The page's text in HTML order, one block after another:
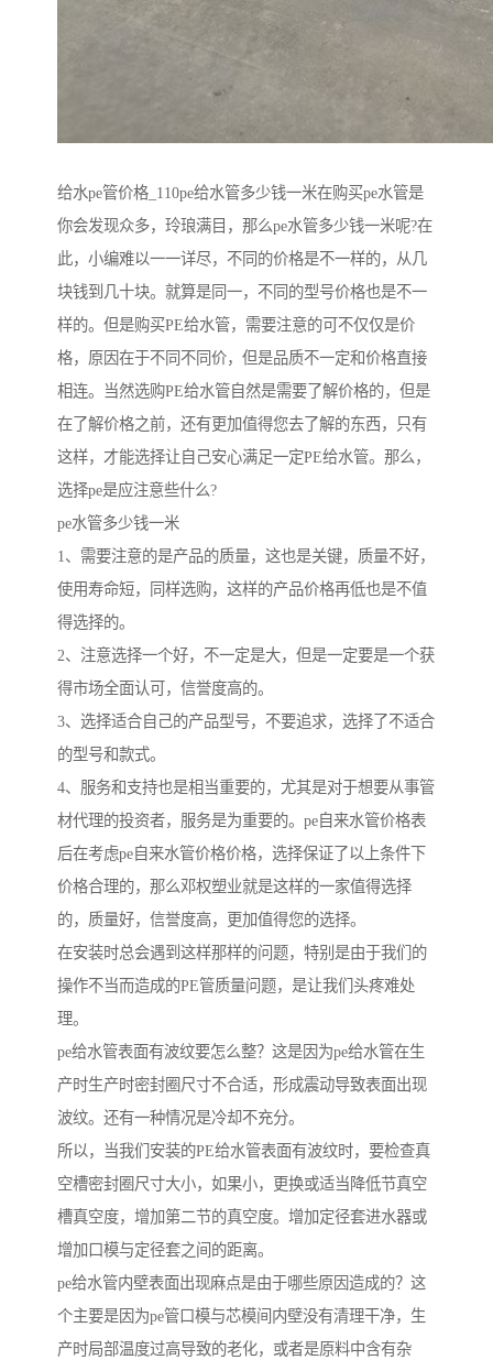
给水pe管价格_110pe给水管多少钱一米在购买pe水管是
你会发现众多，玲琅满目，那么pe水管多少钱一米呢?在
此，小编难以一一详尽，不同的价格是不一样的，从几
块钱到几十块。就算是同一，不同的型号价格也是不一
样的。但是购买PE给水管，需要注意的可不仅仅是价
格，原因在于不同不同价，但是品质不一定和价格直接
相连。当然选购PE给水管自然是需要了解价格的，但是
在了解价格之前，还有更加值得您去了解的东西，只有
这样，才能选择让自己安心满足一定PE给水管。那么，
选择pe是应注意些什么?
pe水管多少钱一米
1、需要注意的是产品的质量，这也是关键，质量不好，
使用寿命短，同样选购，这样的产品价格再低也是不值
得选择的。
2、注意选择一个好，不一定是大，但是一定要是一个获
得市场全面认可，信誉度高的。
3、选择适合自己的产品型号，不要追求，选择了不适合
的型号和款式。
4、服务和支持也是相当重要的，尤其是对于想要从事管
材代理的投资者，服务是为重要的。pe自来水管价格表
后在考虑pe自来水管价格价格，选择保证了以上条件下
价格合理的，那么邓权塑业就是这样的一家值得选择
的，质量好，信誉度高，更加值得您的选择。
在安装时总会遇到这样那样的问题，特别是由于我们的
操作不当而造成的PE管质量问题，是让我们头疼难处
理。
pe给水管表面有波纹要怎么整？这是因为pe给水管在生
产时生产时密封圈尺寸不合适，形成震动导致表面出现
波纹。还有一种情况是冷却不充分。
所以，当我们安装的PE给水管表面有波纹时，要检查真
空槽密封圈尺寸大小，如果小，更换或适当降低节真空
槽真空度，增加第二节的真空度。增加定径套进水器或
增加口模与定径套之间的距离。
pe给水管内壁表面出现麻点是由于哪些原因造成的？这
个主要是因为pe管口模与芯模间内壁没有清理干净，生
产时局部温度过高导致的老化，或者是原料中含有杂